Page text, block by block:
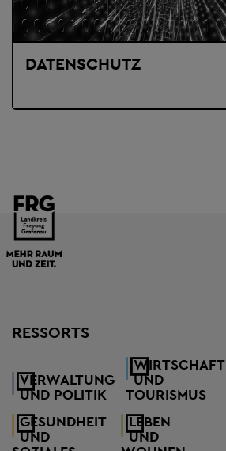
DATENSCHUTZ
RESSORTS
VERWALTUNG
UND POLITIK
WIRTSCHAFT
UND
TOURISMUS
GESUNDHEIT
UND
LEBEN
UND